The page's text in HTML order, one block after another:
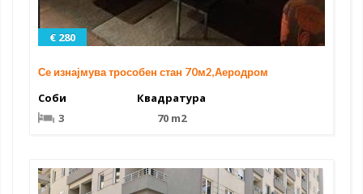
€ 280
Се изнајмува трособен стан 70м2,Аеродром
Соби
3
Квадратура
70 m2